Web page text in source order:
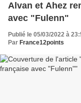
Alvan et Ahez
avec "Fulenn"
Publié le 05/03/2022 à
Par France12points